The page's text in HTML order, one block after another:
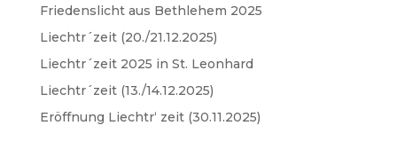
Friedenslicht aus Bethlehem 2025
Liechtr´zeit (20./21.12.2025)
Liechtr´zeit 2025 in St. Leonhard
Liechtr´zeit (13./14.12.2025)
Eröffnung Liechtr‘ zeit (30.11.2025)